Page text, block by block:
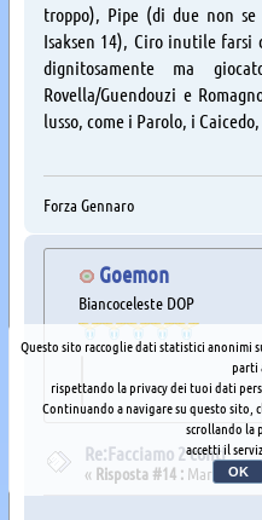
troppo), Pipe (di due non
Isaksen 14), Ciro inutile farsi
dignitosamente ma
Rovella/Guendouzi e
lusso, come i Parolo, i
Forza Gennaro
Goemon
Biancoceleste DOP
Re:Facciamo 2 conti
« Risposta #14 :Martedì 30
Questo sito raccoglie dati statistici anonimi
parti
rispettando la privacy dei tuoi dati
Continuando a navigare su questo sito,
scrollando la
accetti il
OK